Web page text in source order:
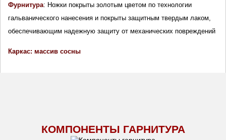
Фурнитура: Ножки покрыты золотым цветом по технологии
гальванического нанесения и покрыты защитным твердым лаком,
обеспечивающим надежную защиту от механических повреждений
Каркас: массив сосны
КОМПОНЕНТЫ ГАРНИТУРА